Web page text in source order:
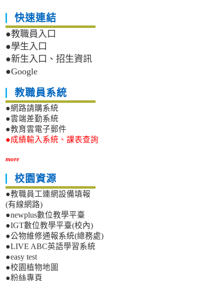
快速連結
●教職員入口
●學生入口
●新生入口、招生資訊
●Google
教職員系統
●網路請購系統
●雲端差勤系統
●教育雲電子郵件
●成績輸入系統、課表查詢
more
校園資源
●教職員工連網設備填報
(有線網路)
●newplus數位教學平臺
●IGT數位教學平臺(校內)
●公物維修通報系統(總務處)
●LIVE ABC英語學習系統
●easy test
●校園植物地圖
●粉絲專頁